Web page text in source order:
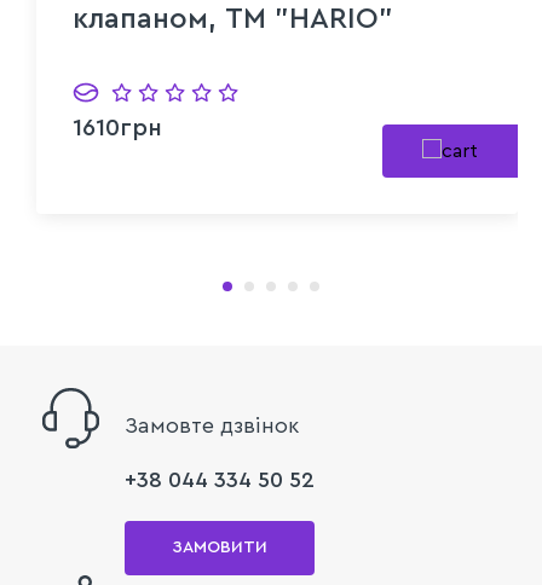
клапаном, ТМ "HARIO"
1610грн
Замовте дзвінок
+38 044 334 50 52
ЗАМОВИТИ